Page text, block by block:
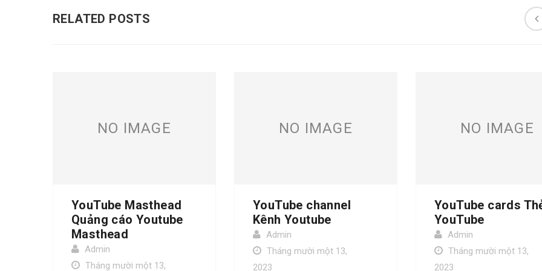
RELATED POSTS
NO IMAGE
YouTube Masthead
Quảng cáo Youtube
Masthead
Admin
Tháng mười một 13,
NO IMAGE
YouTube channel
Kênh Youtube
Admin
Tháng mười một 13,
2023
NO IMAGE
YouTube cards
YouTube
Admin
Tháng mười một 13,
2023